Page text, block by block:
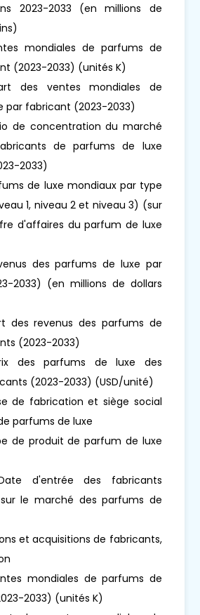
2023-2033 (en millions de
mondiales de parfums de
(2023-2033) (unités K)
des ventes mondiales de
par fabricant (2023-2033)
de concentration du marché
de parfums de luxe
2033)
de luxe mondiaux par type
1, niveau 2 et niveau 3) (sur
d'affaires du parfum de luxe
des parfums de luxe par
2033) (en millions de dollars
des revenus des parfums de
(2023-2033)
des parfums de luxe des
(2023-2033) (USD/unité)
de fabrication et siège social
parfums de luxe
de produit de parfum de luxe
d'entrée des fabricants
le marché des parfums de
et acquisitions de fabricants,
mondiales de parfums de
2033) (unités K)